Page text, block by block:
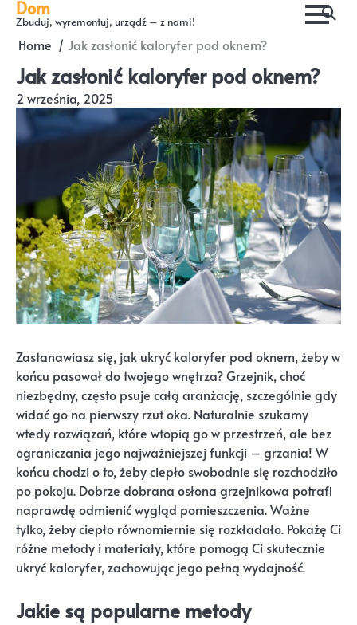
Skip
content
Dom
Zbuduj, wyremontuj, urządź – z nami!
Home Jak zasłonić kaloryfer pod oknem?
Jak zasłonić kaloryfer pod oknem?
2 września, 2025
Zastanawiasz się, jak ukryć kaloryfer pod oknem, żeby w
końcu pasował do twojego wnętrza? Grzejnik, choć
niezbędny, często psuje całą aranżację, szczególnie gdy
widać go na pierwszy rzut oka. Naturalnie szukamy
wtedy rozwiązań, które wtopią go w przestrzeń, ale bez
ograniczania jego najważniejszej funkcji – grzania! W
końcu chodzi o to, żeby ciepło swobodnie się rozchodziło
po pokoju. Dobrze dobrana osłona grzejnikowa potrafi
naprawdę odmienić wygląd pomieszczenia. Ważne
tylko, żeby ciepło równomiernie się rozkładało. Pokażę Ci
różne metody i materiały, które pomogą Ci skutecznie
ukryć kaloryfer, zachowując jego pełną wydajność.
Jakie są popularne metody